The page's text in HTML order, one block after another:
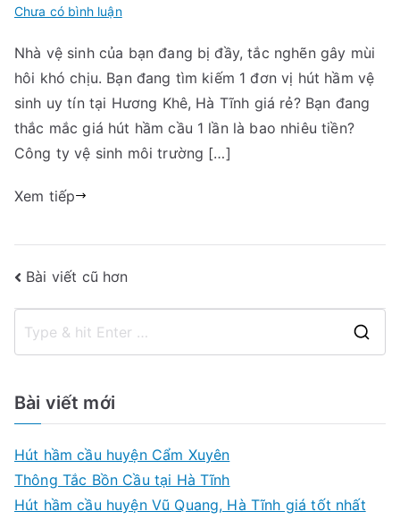
Chưa có bình luậntrong
hầm
vệ
sinh
Hương
Khê,
09456
Nhà vệ sinh của bạn đang bị đầy, tắc nghẽn gây mùi
hôi khó chịu. Bạn đang tìm kiếm 1 đơn vị hút hầm vệ
sinh uy tín tại Hương Khê, Hà Tĩnh giá rẻ? Bạn đang
thắc mắc giá hút hầm cầu 1 lần là bao nhiêu tiền?
Công ty vệ sinh môi trường […]
Xem tiếp
Điều
hướng
bài
viết
Bài viết cũ hơn
Bài viết mới
Hút hầm cầu huyện Cẩm Xuyên
Thông Tắc Bồn Cầu tại Hà Tĩnh
Hút hầm cầu huyện Vũ Quang, Hà Tĩnh giá tốt nhất